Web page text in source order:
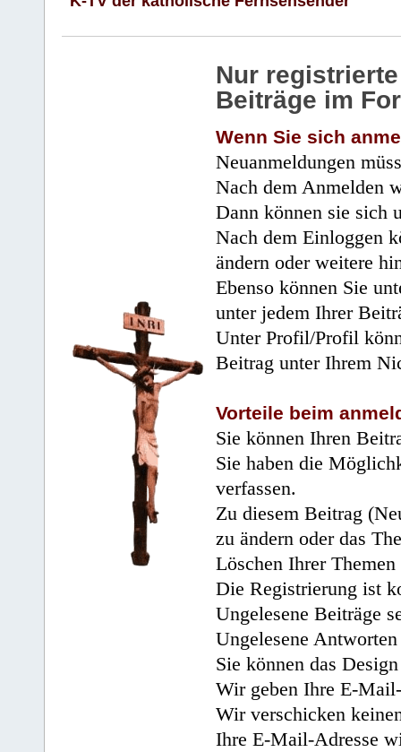
Nur
Beiträge im
Wenn Sie sich
Neuanmeldungen
Nach dem Anmelden
Dann können sie sich
Nach dem Einloggen
ändern oder weitere
Ebenso können Sie
unter jedem Ihrer
Unter Profil/Profil
Beitrag unter Ihrem
Vorteile beim
Sie können Ihren
Sie haben die
verfassen.
Zu diesem Beitrag
zu ändern oder das
Löschen Ihrer
Die Registrierung ist
Ungelesene Beiträge
Ungelesene
Sie können das
Wir geben Ihre E-
Wir verschicken
Ihre E-Mail-Adresse